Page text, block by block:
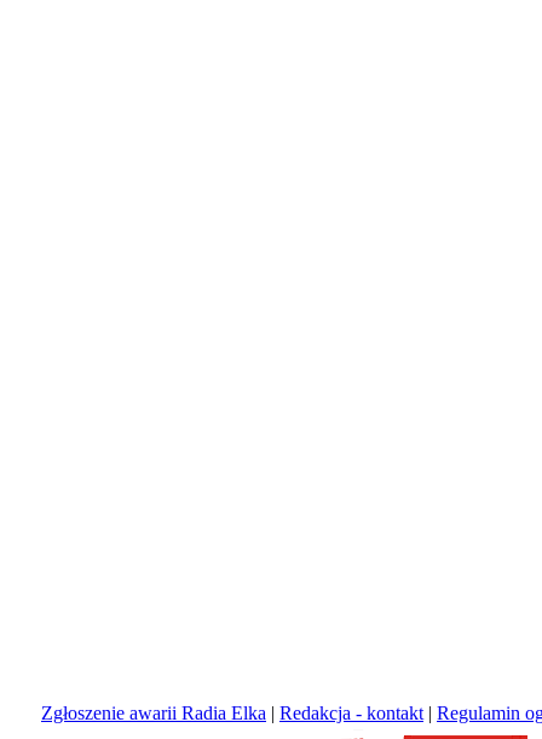
Zgłoszenie awarii Radia Elka | Redakcja - kontakt | Regulamin